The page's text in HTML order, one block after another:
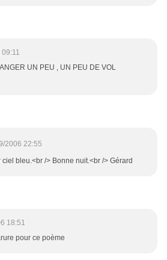
UN PEU , UN PEU DE VOL
2006 22:55
bleu.<br /> Bonne nuit.<br /> Gérard
18:51
pour ce poème